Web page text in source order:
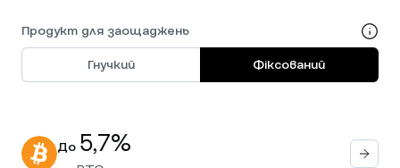
Продукт для заощаджень
Гнучкий Фіксований
До 5,7%